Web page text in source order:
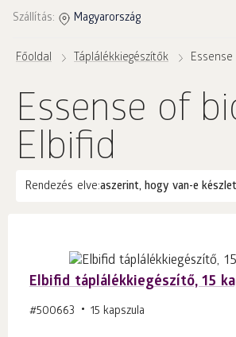
Szállítás: Magyarország
Főoldal Táplálékkiegészítők
Essense of
Elbifid
Rendezés elve:aszerint, hogy van-e
Elbifid táplálékkiegészítő, 15
#500663 15 kapszula